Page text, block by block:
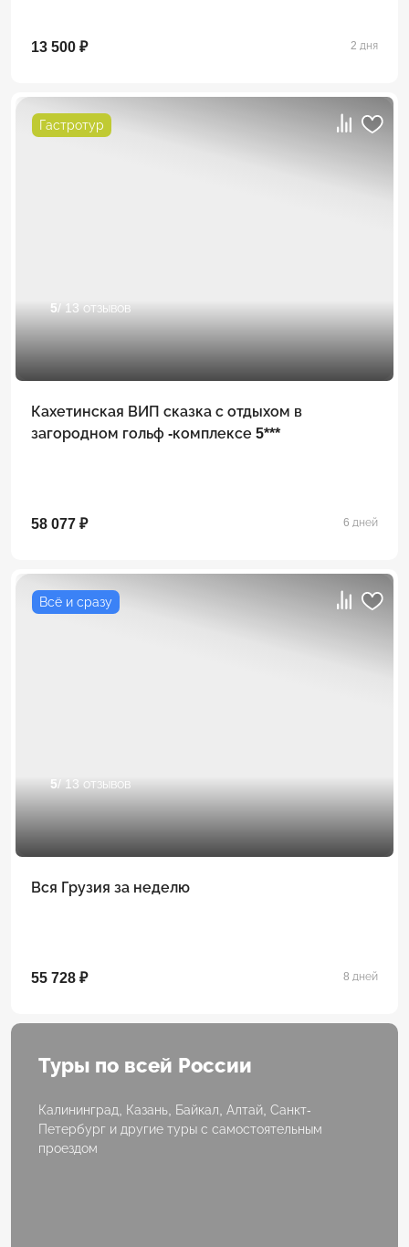
13 500 ₽ 2 дня
Гастротур
5/ 13 отзывов
Кахетинская ВИП сказка с отдыхом в
загородном гольф -комплексе 5***
58 077 ₽ 6 дней
Всё и сразу
5/ 13 отзывов
Вся Грузия за неделю
55 728 ₽ 8 дней
Туры по всей России
Калининград, Казань, Байкал, Алтай, Санкт-
Петербург и другие туры с самостоятельным
проездом